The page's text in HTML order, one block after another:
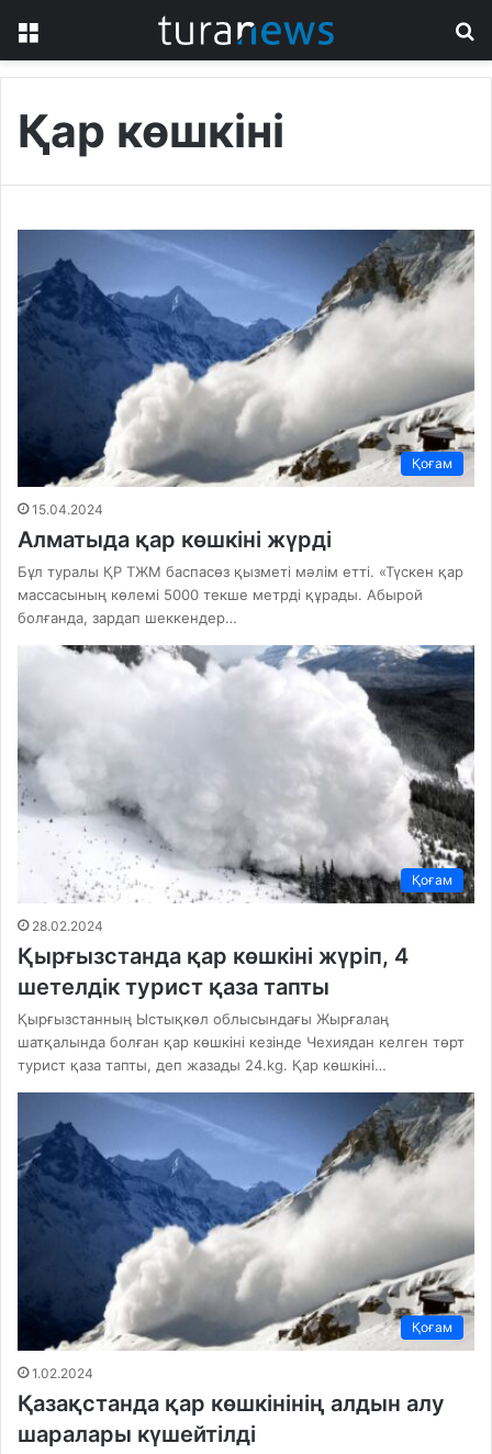
Қар көшкіні
Қоғам
15.04.2024
Алматыда қар көшкіні жүрді
Бұл туралы ҚР ТЖМ баспасөз қызметі мәлім етті. «Түскен қар
массасының көлемі 5000 текше метрді құрады. Абырой
болғанда, зардап шеккендер…
Қоғам
28.02.2024
Қырғызстанда қар көшкіні жүріп, 4
шетелдік турист қаза тапты
Қырғызстанның Ыстықкөл облысындағы Жырғалаң
шатқалында болған қар көшкіні кезінде Чехиядан келген төрт
турист қаза тапты, деп жазады 24.kg. Қар көшкіні…
Қоғам
1.02.2024
Қазақстанда қар көшкінінің алдын алу
шаралары күшейтілді